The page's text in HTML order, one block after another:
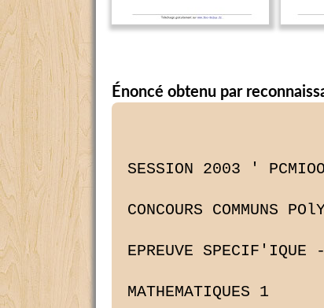
Énoncé obtenu par
SESSION 2003 '
CONCOURS COMMUNS
EPREUVE
MATHEMATIQUES 1